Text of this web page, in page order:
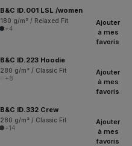
B&C ID.001 LSL /women
180 g/m² / Relaxed Fit
+4
Ajouter
à mes
favoris
B&C ID.223 Hoodie
280 g/m² / Classic Fit
+8
Ajouter
à mes
favoris
B&C ID.332 Crew
280 g/m² / Classic Fit
+14
Ajouter
à mes
favoris